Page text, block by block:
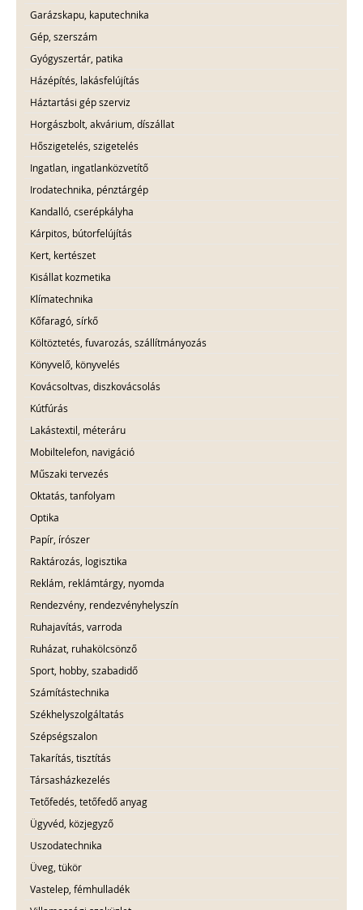
Garázskapu, kaputechnika
Gép, szerszám
Gyógyszertár, patika
Házépítés, lakásfelújítás
Háztartási gép szerviz
Horgászbolt, akvárium, díszállat
Hőszigetelés, szigetelés
Ingatlan, ingatlanközvetítő
Irodatechnika, pénztárgép
Kandalló, cserépkályha
Kárpitos, bútorfelújítás
Kert, kertészet
Kisállat kozmetika
Klímatechnika
Kőfaragó, sírkő
Költöztetés, fuvarozás, szállítmányozás
Könyvelő, könyvelés
Kovácsoltvas, diszkovácsolás
Kútfúrás
Lakástextil, méteráru
Mobiltelefon, navigáció
Műszaki tervezés
Oktatás, tanfolyam
Optika
Papír, írószer
Raktározás, logisztika
Reklám, reklámtárgy, nyomda
Rendezvény, rendezvényhelyszín
Ruhajavítás, varroda
Ruházat, ruhakölcsönző
Sport, hobby, szabadidő
Számítástechnika
Székhelyszolgáltatás
Szépségszalon
Takarítás, tisztítás
Társasházkezelés
Tetőfedés, tetőfedő anyag
Ügyvéd, közjegyző
Uszodatechnika
Üveg, tükör
Vastelep, fémhulladék